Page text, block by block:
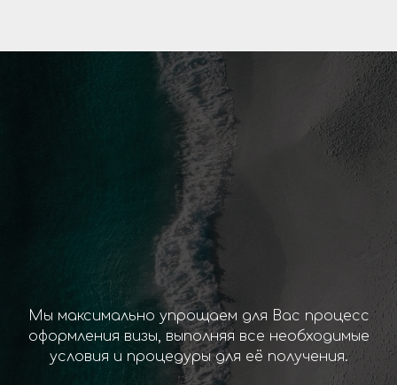
Мы максимально упрощаем для Вас процесс
оформления визы, выполняя все необходимые
условия и процедуры для её получения.